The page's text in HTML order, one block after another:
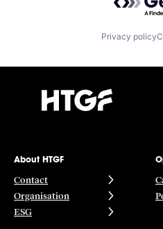
Privacy policy
About HTGF
Contact
Organisation
ESG